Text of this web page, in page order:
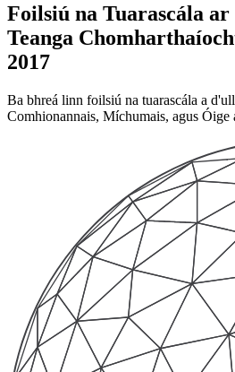
Foilsiú na Tuarascála
Teanga
2017
Ba bhreá linn foilsiú na tuarascála a
Comhionannais, Míchumais, agus